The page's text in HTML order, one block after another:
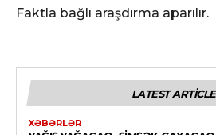
Faktla bağlı araşdırma aparılır.
LATEST
XƏBƏRLƏR